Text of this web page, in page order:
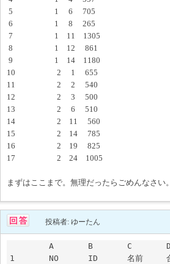
5 1 6 705
6 1 8 265
7 1 11 1305
8 1 12 861
9 1 14 1180
10 2 1 655
11 2 2 540
12 2 3 500
13 2 6 510
14 2 11 560
15 2 14 785
16 2 19 825
17 2 24 1005
まずはここまで。無理だったらごめんなさい。
投稿者: ゆーたん
1	NO	ID	名前	合計		ID	総合計